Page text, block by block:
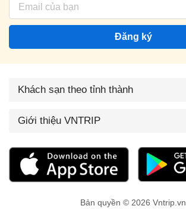
Đăng ký
Khách sạn theo tỉnh thành
Giới thiệu VNTRIP
Bản quyền © 2026 Vntrip.vn